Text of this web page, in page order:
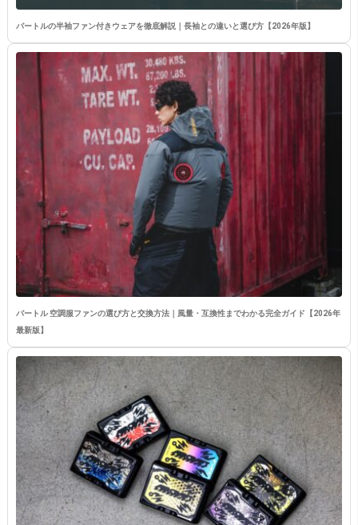
バートルの半袖ファン付きウェアを徹底解説｜長袖との違いと選び方【2026年版】
バートル 空調服ファンの選び方と交換方法｜風量・互換性までわかる完全ガイド【2026年
最新版】